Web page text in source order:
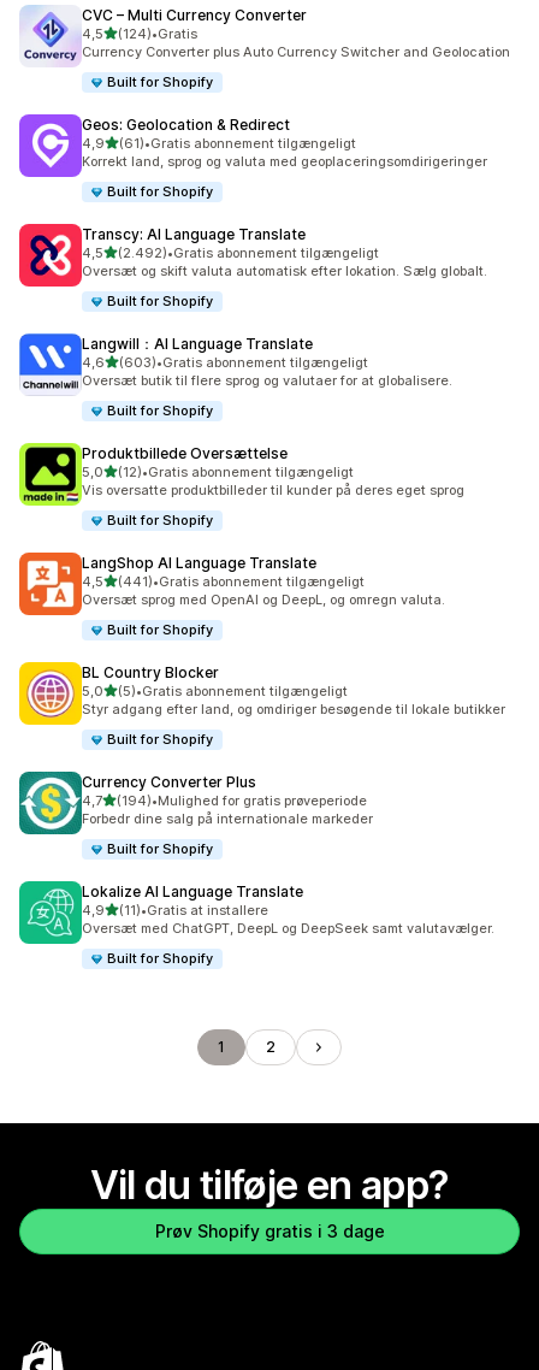
CVC – Multi Currency Converter
4,5ud af 5 stjerner
(124)
124 anmeldelser i alt
•Gratis
Currency Converter plus Auto Currency Switcher and Geolocation
Built for Shopify
Geos: Geolocation & Redirect
4,9ud af 5 stjerner
(61)
61 anmeldelser i alt
•Gratis abonnement tilgængeligt
Korrekt land, sprog og valuta med geoplaceringsomdirigeringer
Built for Shopify
Transcy: AI Language Translate
4,5ud af 5 stjerner
(2.492)
2492 anmeldelser i alt
•Gratis abonnement tilgængeligt
Oversæt og skift valuta automatisk efter lokation. Sælg globalt.
Built for Shopify
Langwill：AI Language Translate
4,6ud af 5 stjerner
(603)
603 anmeldelser i alt
•Gratis abonnement tilgængeligt
Oversæt butik til flere sprog og valutaer for at globalisere.
Built for Shopify
Produktbillede Oversættelse
5,0ud af 5 stjerner
(12)
12 anmeldelser i alt
•Gratis abonnement tilgængeligt
Vis oversatte produktbilleder til kunder på deres eget sprog
Built for Shopify
LangShop AI Language Translate
4,5ud af 5 stjerner
(441)
441 anmeldelser i alt
•Gratis abonnement tilgængeligt
Oversæt sprog med OpenAI og DeepL, og omregn valuta.
Built for Shopify
BL Country Blocker
5,0ud af 5 stjerner
(5)
5 anmeldelser i alt
•Gratis abonnement tilgængeligt
Styr adgang efter land, og omdiriger besøgende til lokale butikker
Built for Shopify
Currency Converter Plus
4,7ud af 5 stjerner
(194)
194 anmeldelser i alt
•Mulighed for gratis prøveperiode
Forbedr dine salg på internationale markeder
Built for Shopify
Lokalize AI Language Translate
4,9ud af 5 stjerner
(11)
11 anmeldelser i alt
•Gratis at installere
Oversæt med ChatGPT, DeepL og DeepSeek samt valutavælger.
Built for Shopify
1 2
Vil du tilføje en app?
Prøv Shopify gratis i 3 dage